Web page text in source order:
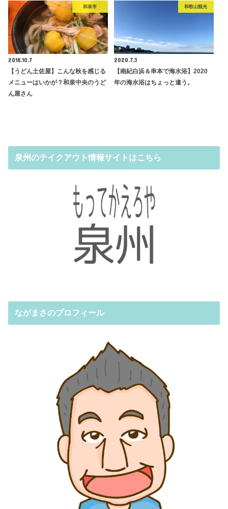
和泉市
2018.10.7
【うどん土佐屋】こんな秋を感じる
メニューはいかが？和泉中央のうど
ん屋さん
和歌山観光
2020.7.3
【南紀白浜＆串本で海水浴】2020
年の海水浴はちょっと違う。
泉州のテイクアウト情報サイトはこちら
ながまさのプロフィール